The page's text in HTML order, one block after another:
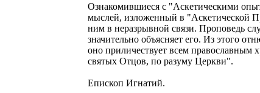
Ознакомившиеся с "Аскетическими
мыслей, изложенный в "Аскетической
ним в неразрывной связи. Проповедь
значительно объясняет его. Из этого
оно приличествует всем
святых Отцов, по разуму Церкви".
Епископ Игнатий.